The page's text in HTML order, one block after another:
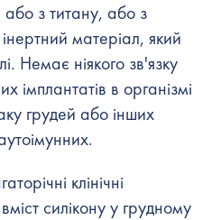
або з титану, або з
матеріал, який
Немає ніякого зв'язку
імплантатів в організмі
грудей або інших
клінічні
силікону у грудному